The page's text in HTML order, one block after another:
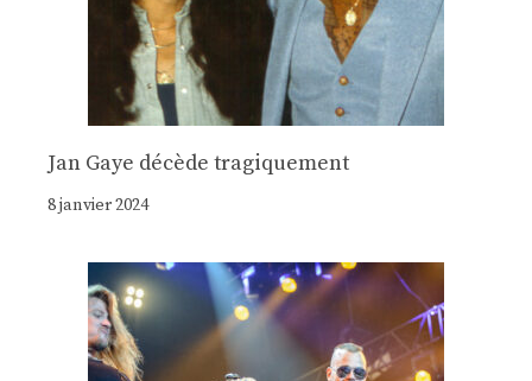
Jan Gaye décède tragiquement
8 janvier 2024